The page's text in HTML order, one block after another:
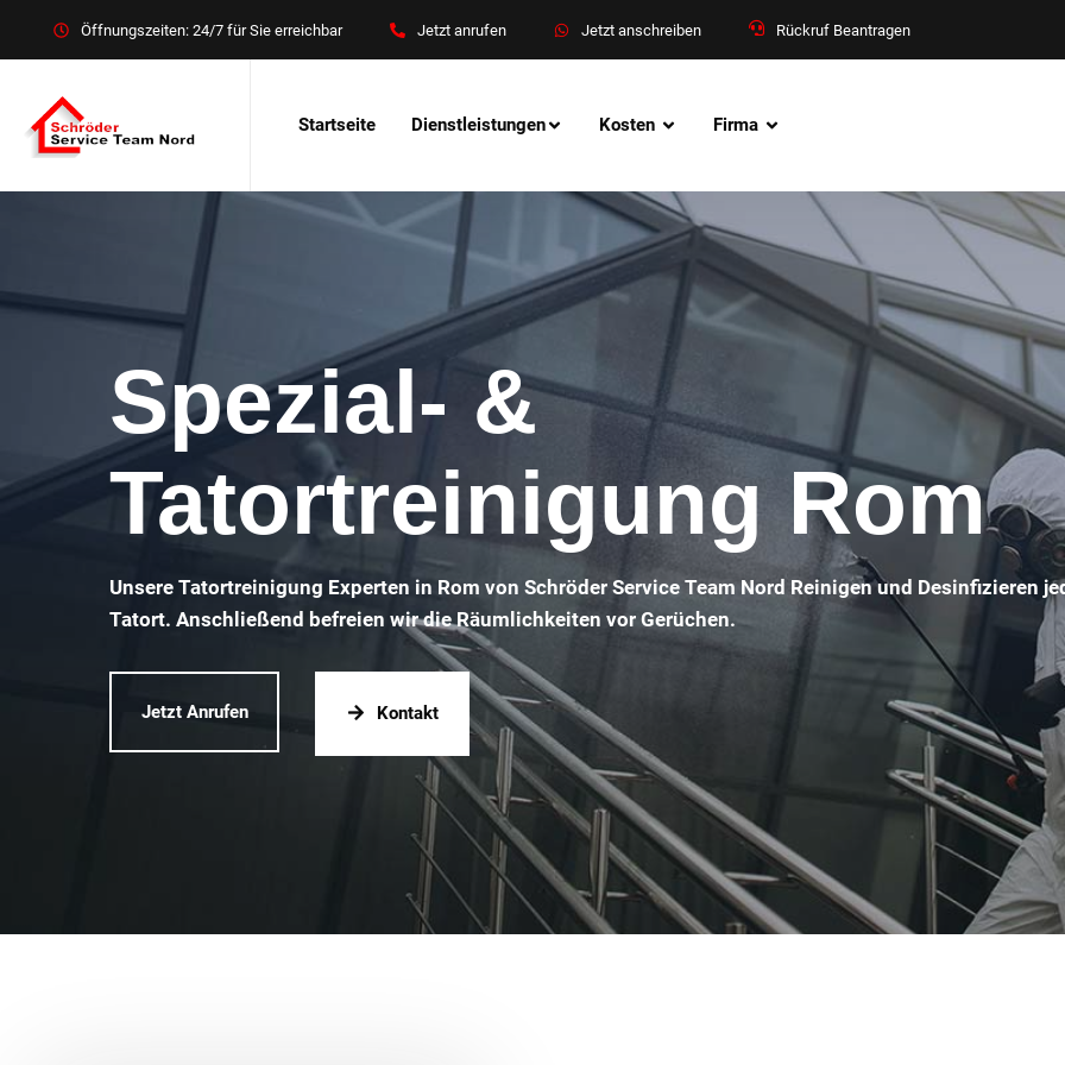
Öffnungszeiten: 24/7 für Sie erreichbar Jetzt anrufen Jetzt anschreiben Rückruf Beantragen
Startseite Dienstleistungen Kosten Firma
Spezial- &
Tatortreinigung Rom
Unsere Tatortreinigung Experten in Rom von Schröder Service Team Nord Reinigen und Desinfizieren
Tatort. Anschließend befreien wir die Räumlichkeiten vor Gerüchen.
Jetzt Anrufen Kontakt